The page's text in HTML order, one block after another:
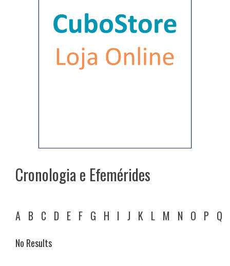
Cronologia e Efemérides
A B C D E F G H I J K L M N O P Q
No Results